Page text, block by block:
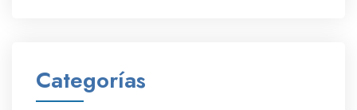
Categorías